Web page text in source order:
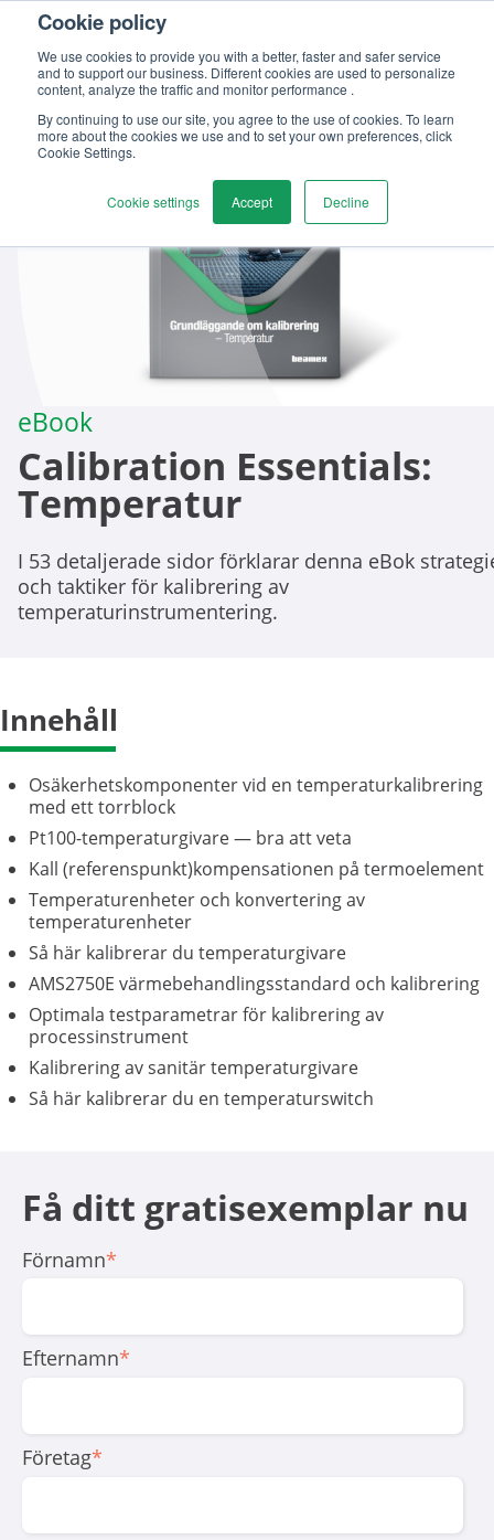
Cookie policy
We use cookies to provide you with a better, faster and safer service
and to support our business. Different cookies are used to personalize
content, analyze the traffic and monitor performance .
By continuing to use our site, you agree to the use of cookies. To learn
more about the cookies we use and to set your own preferences, click
Cookie Settings.
Cookie settings Accept Decline
eBook
Calibration Essentials:
Temperatur
I 53 detaljerade sidor förklarar denna eBok
och taktiker för kalibrering av
temperaturinstrumentering.
Innehåll
Osäkerhetskomponenter vid en temperaturkalibrering
med ett torrblock
Pt100-temperaturgivare — bra att veta
Kall (referenspunkt)kompensationen på termoelement
Temperaturenheter och konvertering av
temperaturenheter
Så här kalibrerar du temperaturgivare
AMS2750E värmebehandlingsstandard och kalibrering
Optimala testparametrar för kalibrering av
processinstrument
Kalibrering av sanitär temperaturgivare
Så här kalibrerar du en temperaturswitch
Få ditt gratisexemplar nu
Förnamn*
Efternamn*
Företag*